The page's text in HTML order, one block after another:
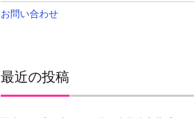
お問い合わせ
最近の投稿